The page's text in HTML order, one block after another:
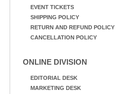
EVENT TICKETS
SHIPPING POLICY
RETURN AND REFUND POLICY
CANCELLATION POLICY
ONLINE DIVISION
EDITORIAL DESK
MARKETING DESK